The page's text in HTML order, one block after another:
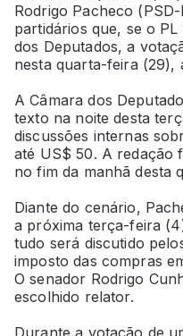
Rodrigo Pacheco
partidários que, se o
dos Deputados, a
nesta quarta-feira (29),
A Câmara dos
texto na noite desta
discussões internas
até US$ 50. A redação
no fim da manhã desta
Diante do cenário,
a próxima terça-feira
tudo será discutido
imposto das compras
O senador Rodrigo
escolhido relator.
Durante a votação de